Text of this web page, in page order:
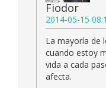
Fiodor
2014-05-15
La mayoría de
cuando estoy
vida a cada
afecta.